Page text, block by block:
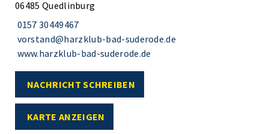
06485 Quedlinburg
0157 30449467
vorstand@harzklub-bad-suderode.de
www.harzklub-bad-suderode.de
NACHRICHT SCHREIBEN
KARTE ANZEIGEN